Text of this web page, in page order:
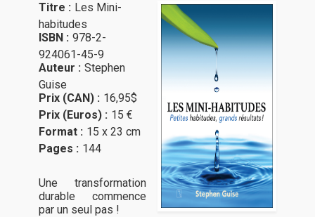
Titre : Les Mini-
habitudes
ISBN : 978-2-
924061-45-9
Auteur : Stephen
Guise
Prix (CAN) : 16,95$
Prix (Euros) : 15 €
Format : 15 x 23 cm
Pages : 144
Une transformation
durable commence
par un seul pas !